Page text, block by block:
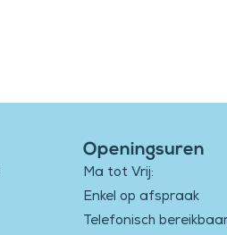
Openingsuren
Ma tot Vrij:
Enkel op afspraak
Telefonisch